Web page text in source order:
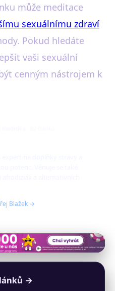
může meditace
sexuálnímu zdraví
Pokud hledáte
vaši sexuální
cenným nástrojem k
Blažek →
→